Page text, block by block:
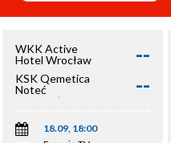
WKK Active
Hotel Wrocław
--
KSK Qemetica
Noteć
Inowrocław
--
18.09, 18:00